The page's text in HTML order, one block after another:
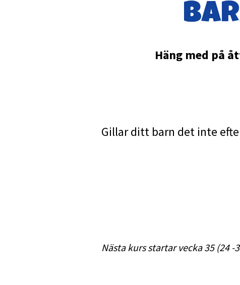
Häng med på
Gillar ditt barn det inte
Nästa kurs startar vecka 35 (24